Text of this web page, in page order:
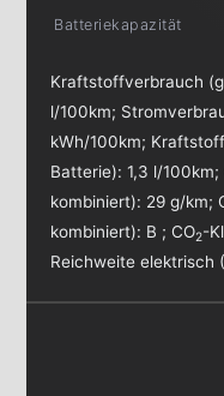
Batteriekapazität
Kraftstoffverbrauch
l/100km;
kWh/100km;
Batterie):1,3 l/100km;
kombiniert): 29 g/km;
kombiniert): B ;CO2-
Reichweite elektrisch